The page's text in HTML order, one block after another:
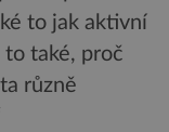
to jak aktivní
také, proč
různě